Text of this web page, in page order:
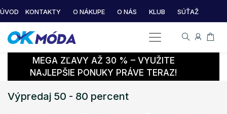
ÚVOD KONTAKTY O NÁKUPE O NÁS KLUB SÚŤAŽ
MEGA ZĽAVY AŽ 30 % – VYUŽITE
NAJLEPŠIE PONUKY PRÁVE TERAZ!
Výpredaj 50 - 80 percent